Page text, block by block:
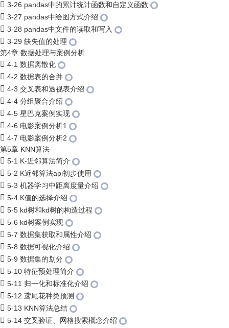
3-26 pandas中的累计统计函数和自定义函数
3-27 pandas中绘图方式介绍
3-28 pandas中文件的读取和写入
3-29 缺失值的处理
第4章 数据处理与案例分析
4-1 数据离散化
4-2 数据表的合并
4-3 交叉表和透视表介绍
4-4 分组聚合介绍
4-5 星巴克案例实现
4-6 电影案例分析1
4-7 电影案例分析2
第5章 KNN算法
5-1 K-近邻算法简介
5-2 K近邻算法api初步使用
5-3 机器学习中距离度量介绍
5-4 K值的选择介绍
5-5 kd树和kd树的构造过程
5-6 kd树案例实现
5-7 数据集获取和属性介绍
5-8 数据可视化介绍
5-9 数据集的划分
5-10 特征预处理简介
5-11 归一化和标准化介绍
5-12 鸢尾花种类预测
5-13 KNN算法总结
5-14 交叉验证、网格搜索概念介绍